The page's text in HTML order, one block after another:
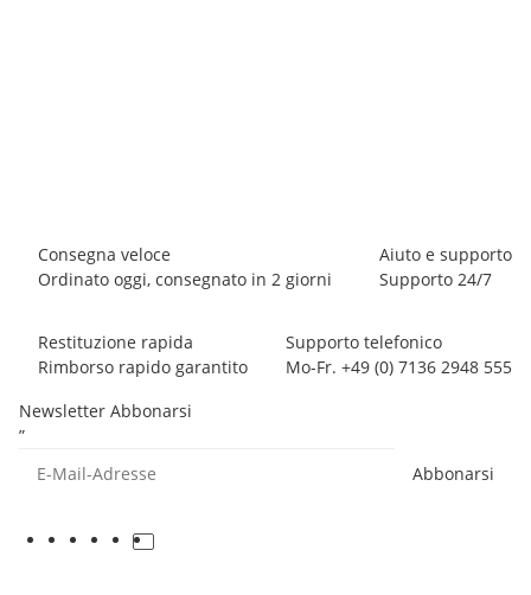
Consegna veloce
Ordinato oggi, consegnato in 2 giorni
Aiuto e supporto
Supporto 24/7
Restituzione rapida
Rimborso rapido garantito
Supporto telefonico
Mo-Fr. +49 (0) 7136 2948 555
Newsletter Abbonarsi
”
Abbonarsi